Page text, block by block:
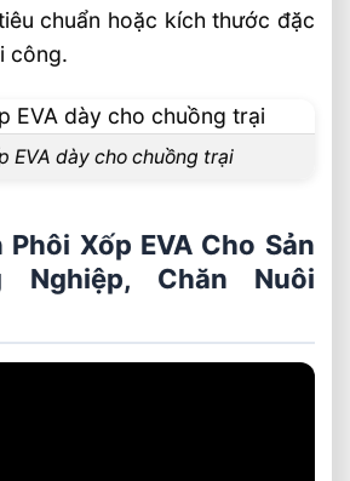
chuẩn hoặc kích thước đặc
công.
EVA dày cho chuồng trại
Xốp EVA Cho Sản
Nghiệp, Chăn Nuôi